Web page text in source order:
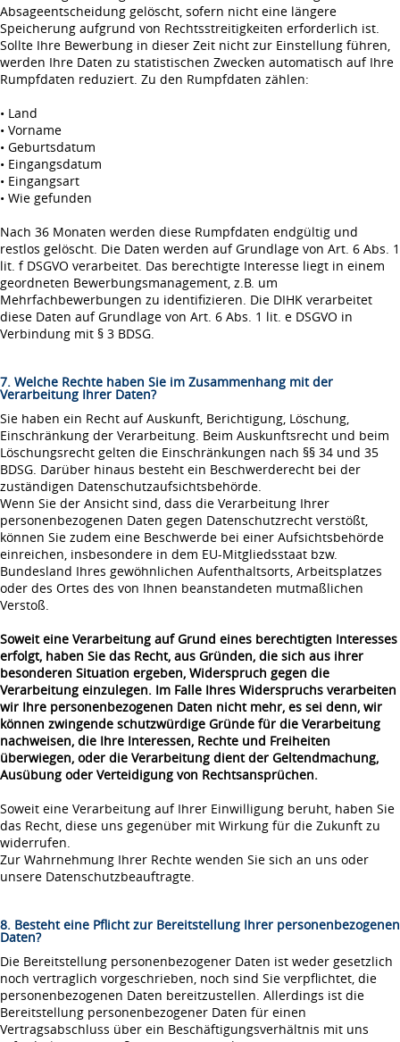
Absageentscheidung gelöscht, sofern nicht eine längere
Speicherung aufgrund von Rechtsstreitigkeiten erforderlich ist.
Sollte Ihre Bewerbung in dieser Zeit nicht zur Einstellung führen,
werden Ihre Daten zu statistischen Zwecken automatisch auf Ihre
Rumpfdaten reduziert. Zu den Rumpfdaten zählen:
• Land
• Vorname
• Geburtsdatum
• Eingangsdatum
• Eingangsart
• Wie gefunden
Nach 36 Monaten werden diese Rumpfdaten endgültig und
restlos gelöscht. Die Daten werden auf Grundlage von Art. 6 Abs. 1
lit. f DSGVO verarbeitet. Das berechtigte Interesse liegt in einem
geordneten Bewerbungsmanagement, z.B. um
Mehrfachbewerbungen zu identifizieren. Die DIHK verarbeitet
diese Daten auf Grundlage von Art. 6 Abs. 1 lit. e DSGVO in
Verbindung mit § 3 BDSG.
7. Welche Rechte haben Sie im Zusammenhang mit der
Verarbeitung Ihrer Daten?
Sie haben ein Recht auf Auskunft, Berichtigung, Löschung,
Einschränkung der Verarbeitung. Beim Auskunftsrecht und beim
Löschungsrecht gelten die Einschränkungen nach §§ 34 und 35
BDSG. Darüber hinaus besteht ein Beschwerderecht bei der
zuständigen Datenschutzaufsichtsbehörde.
Wenn Sie der Ansicht sind, dass die Verarbeitung Ihrer
personenbezogenen Daten gegen Datenschutzrecht verstößt,
können Sie zudem eine Beschwerde bei einer Aufsichtsbehörde
einreichen, insbesondere in dem EU-Mitgliedsstaat bzw.
Bundesland Ihres gewöhnlichen Aufenthaltsorts, Arbeitsplatzes
oder des Ortes des von Ihnen beanstandeten mutmaßlichen
Verstoß.
Soweit eine Verarbeitung auf Grund eines berechtigten Interesses
erfolgt, haben Sie das Recht, aus Gründen, die sich aus ihrer
besonderen Situation ergeben, Widerspruch gegen die
Verarbeitung einzulegen. Im Falle Ihres Widerspruchs verarbeiten
wir Ihre personenbezogenen Daten nicht mehr, es sei denn, wir
können zwingende schutzwürdige Gründe für die Verarbeitung
nachweisen, die Ihre Interessen, Rechte und Freiheiten
überwiegen, oder die Verarbeitung dient der Geltendmachung,
Ausübung oder Verteidigung von Rechtsansprüchen.
Soweit eine Verarbeitung auf Ihrer Einwilligung beruht, haben Sie
das Recht, diese uns gegenüber mit Wirkung für die Zukunft zu
widerrufen.
Zur Wahrnehmung Ihrer Rechte wenden Sie sich an uns oder
unsere Datenschutzbeauftragte.
8. Besteht eine Pflicht zur Bereitstellung Ihrer personenbezogenen
Daten?
Die Bereitstellung personenbezogener Daten ist weder gesetzlich
noch vertraglich vorgeschrieben, noch sind Sie verpflichtet, die
personenbezogenen Daten bereitzustellen. Allerdings ist die
Bereitstellung personenbezogener Daten für einen
Vertragsabschluss über ein Beschäftigungsverhältnis mit uns